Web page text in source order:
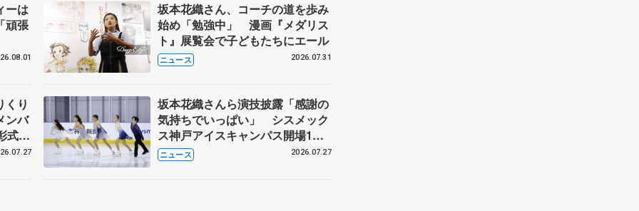
ーは
頑張
坂本花織さん、コーチの道を歩み
始め「勉強中」 漫画『メダリス
ト』展覧会で子どもたちにエール
ニュース 2026.07.31
くり
ンバ
式、
園子
坂本花織さんら演技披露「感謝の
気持ちでいっぱい」 シスメック
ス神戸アイスキャンパス開場1周
年イベント
ニュース 2026.07.27